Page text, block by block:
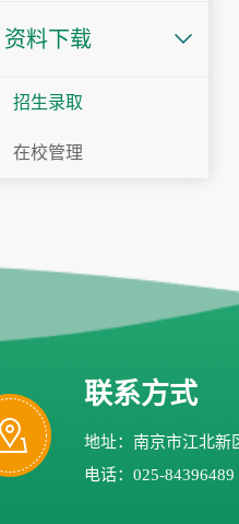
资料下载
招生录取
在校管理
联系方式
地址：南京市江北新
电话：025-84396489